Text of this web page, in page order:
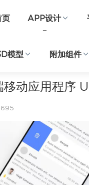
页 APP设计
模型 附加组件
设计
移动应用程序
695